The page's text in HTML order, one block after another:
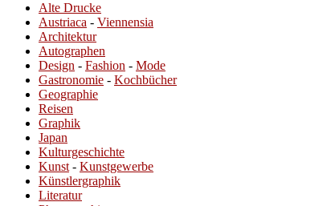
Alte Drucke
Austriaca - Viennensia
Architektur
Autographen
Design - Fashion - Mode
Gastronomie - Kochbücher
Geographie
Reisen
Graphik
Japan
Kulturgeschichte
Kunst - Kunstgewerbe
Künstlergraphik
Literatur